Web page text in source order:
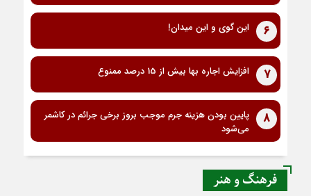
6 این گوی و این میدان!
7 افزایش اجاره بها بیش از 15 درصد ممنوع
8
پایین بودن هزینه جرم موجب بروز برخی جرائم در کاشمر
می‌شود
فرهنگ و هنر